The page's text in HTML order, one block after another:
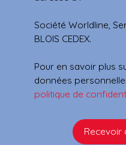
Société Worldline,
BLOIS CEDEX.
Pour en savoir plus
données
politique de
Recevoir